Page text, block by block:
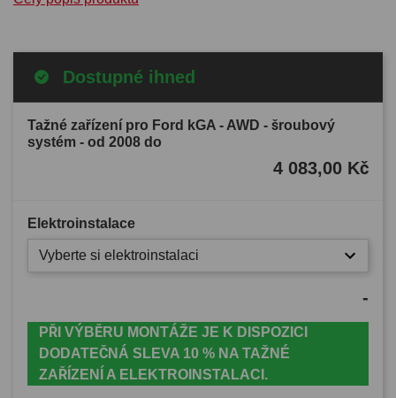
Dostupné ihned
Tažné zařízení pro Ford kGA - AWD - šroubový
systém - od 2008 do
4 083,00 Kč
Elektroinstalace
Vyberte si elektroinstalaci
-
PŘI VÝBĚRU MONTÁŽE JE K DISPOZICI
DODATEČNÁ SLEVA 10 % NA TAŽNÉ
ZAŘÍZENÍ A ELEKTROINSTALACI.